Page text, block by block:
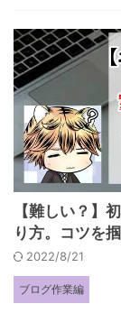
【難しい？】
り方。コツを
2022/8/21
ブログ作業編